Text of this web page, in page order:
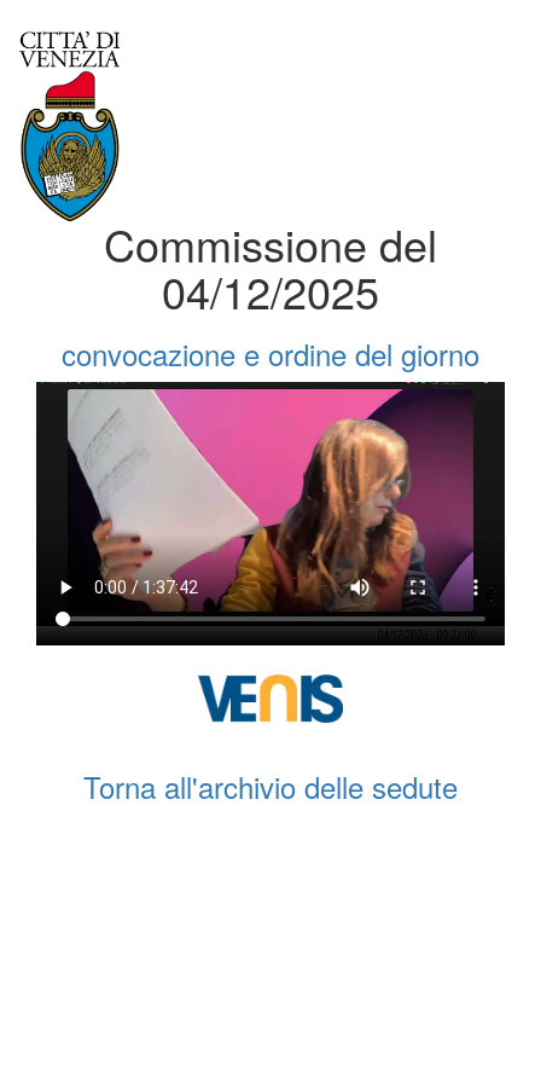
Commissione del
04/12/2025
convocazione e ordine del giorno
Torna all'archivio delle sedute